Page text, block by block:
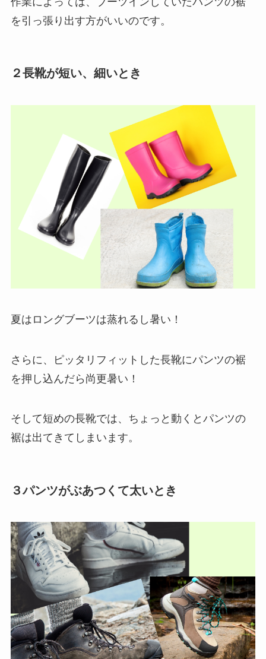
を引っ張り出す方がいいのです。
２長靴が短い、細いとき
夏はロングブーツは蒸れるし暑い！
さらに、ピッタリフィットした長靴にパンツの裾
を押し込んだら尚更暑い！
そして短めの長靴では、ちょっと動くとパンツの
裾は出てきてしまいます。
３パンツがぶあつくて太いとき